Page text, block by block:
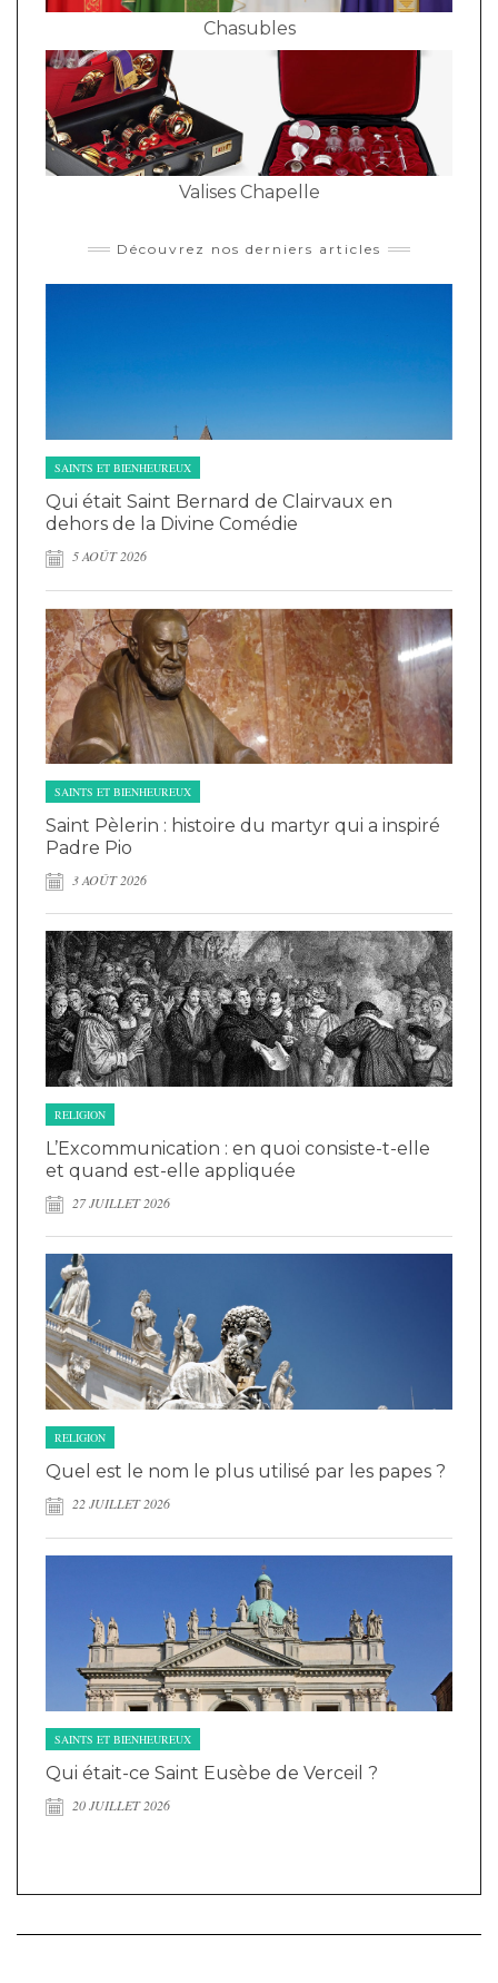
Chasubles
Valises Chapelle
Découvrez nos derniers articles
SAINTS ET BIENHEUREUX
Qui était Saint Bernard de Clairvaux en
dehors de la Divine Comédie
5 AOÛT 2026
SAINTS ET BIENHEUREUX
Saint Pèlerin : histoire du martyr qui a inspiré
Padre Pio
3 AOÛT 2026
RELIGION
L’Excommunication : en quoi consiste-t-elle
et quand est-elle appliquée
27 JUILLET 2026
RELIGION
Quel est le nom le plus utilisé par les papes ?
22 JUILLET 2026
SAINTS ET BIENHEUREUX
Qui était-ce Saint Eusèbe de Verceil ?
20 JUILLET 2026